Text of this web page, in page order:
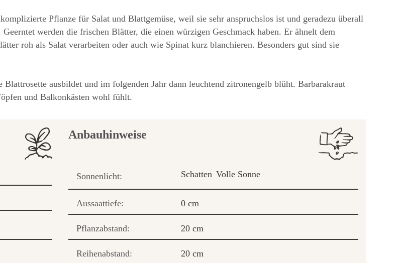
Pflanze für Salat und Blattgemüse, weil sie sehr anspruchslos ist und geradezu überall
werden die frischen Blätter, die einen würzigen Geschmack haben. Er ähnelt dem
roh als Salat verarbeiten oder auch wie Spinat kurz blanchieren. Besonders gut sind sie
ausbildet und im folgenden Jahr dann leuchtend zitronengelb blüht. Barbarakraut
und Balkonkästen wohl fühlt.
Anbauhinweise
Sonnenlicht: Schatten Volle Sonne
Aussaattiefe: 0 cm
Pflanzabstand: 20 cm
Reihenabstand: 20 cm